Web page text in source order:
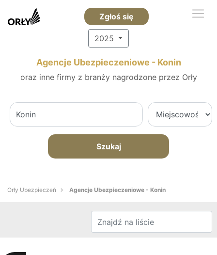
Zgłoś się
2025
Agencje Ubezpieczeniowe - Konin
oraz inne firmy z branży nagrodzone przez Orły
Szukaj
Orły Ubezpieczeń Agencje Ubezpieczeniowe - Konin